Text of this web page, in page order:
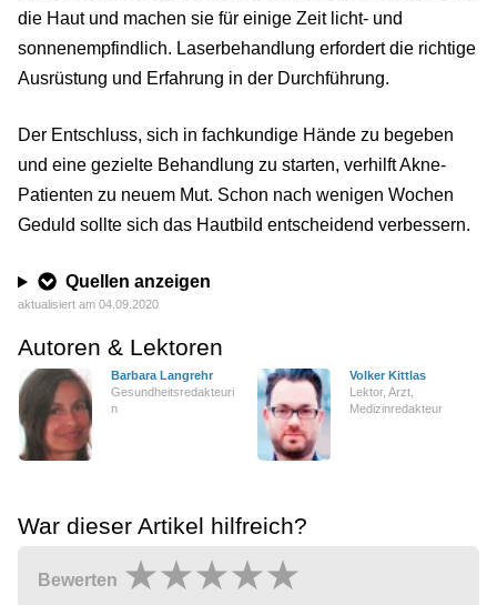
die Haut und machen sie für einige Zeit licht- und
sonnenempfindlich. Laserbehandlung erfordert die richtige
Ausrüstung und Erfahrung in der Durchführung.
Der Entschluss, sich in fachkundige Hände zu begeben
und eine gezielte Behandlung zu starten, verhilft Akne-
Patienten zu neuem Mut. Schon nach wenigen Wochen
Geduld sollte sich das Hautbild entscheidend verbessern.
Quellen anzeigen
aktualisiert am 04.09.2020
Autoren & Lektoren
Barbara Langrehr
Gesundheitsredakteuri
n
Volker Kittlas
Lektor, Arzt,
Medizinredakteur
War dieser Artikel hilfreich?
Bewerten